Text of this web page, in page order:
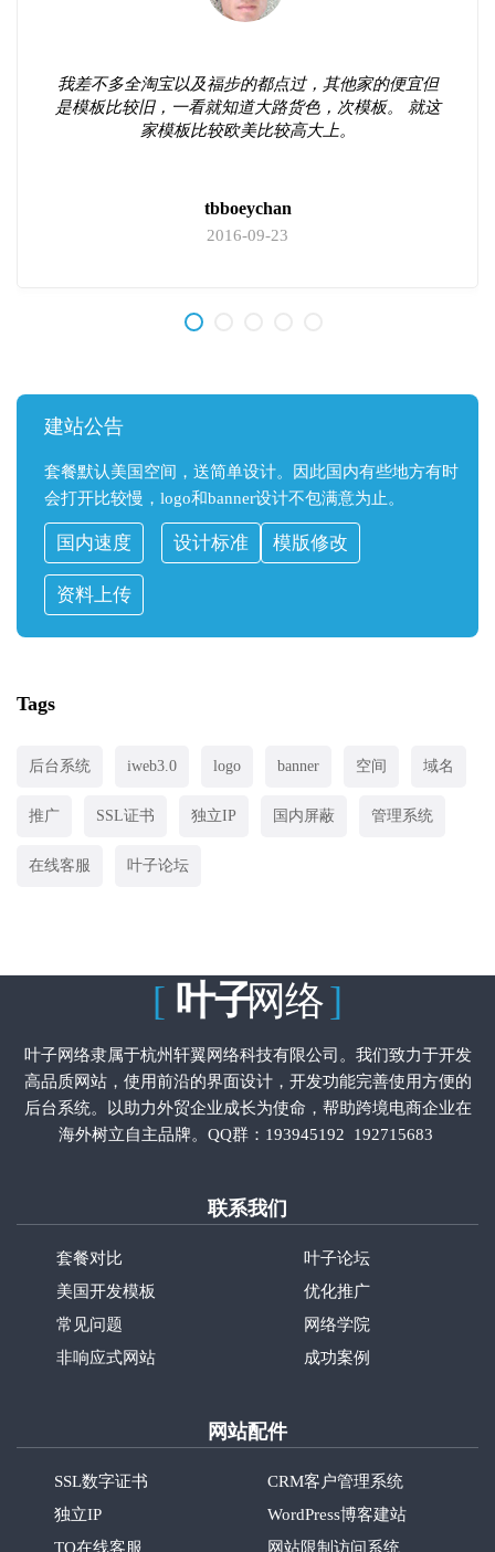
我差不多全淘宝以及福步的都点过，其他家的便宜但
是模板比较旧，一看就知道大路货色，次模板。 就这
家模板比较欧美比较高大上。
tbboeychan
2016-09-23
建站公告
套餐默认美国空间，送简单设计。因此国内有些地方有时
会打开比较慢，logo和banner设计不包满意为止。
国内速度 设计标准 模版修改
资料上传
Tags
后台系统 iweb3.0 logo banner 空间 域名
推广 SSL证书 独立IP 国内屏蔽 管理系统
在线客服 叶子论坛
[ 叶子网络]
叶子网络隶属于杭州轩翼网络科技有限公司。我们致力于开发
高品质网站，使用前沿的界面设计，开发功能完善使用方便的
后台系统。以助力外贸企业成长为使命，帮助跨境电商企业在
海外树立自主品牌。QQ群： 193945192 192715683
联系我们
套餐对比
美国开发模板
常见问题
非响应式网站
叶子论坛
优化推广
网络学院
成功案例
网站配件
SSL数字证书
独立IP
TQ在线客服
CRM客户管理系统
WordPress博客建站
网站限制访问系统